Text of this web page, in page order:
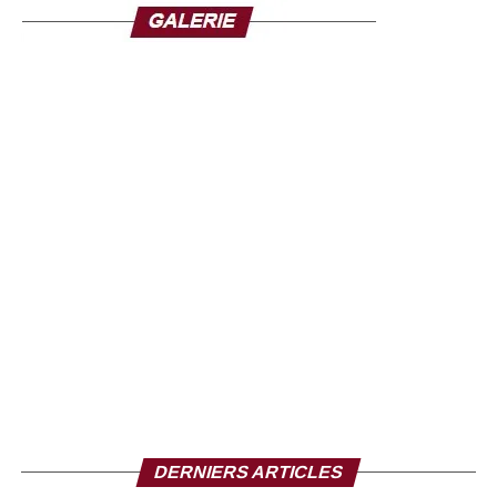
décrypter son parcours, son discours et son impact sur la
DERNIERS ARTICLES